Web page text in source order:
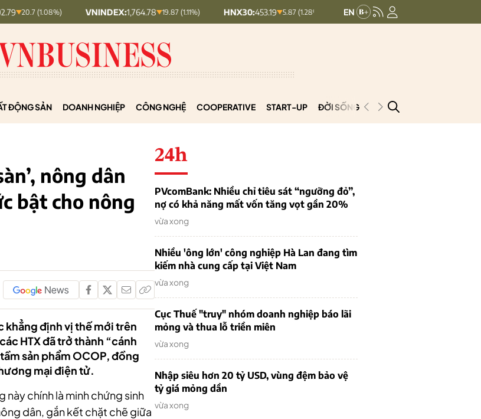
(1.08%) VNINDEX:1,764.78 19.87 (1.11%) HNX30: 453.19 5.87 (1.28%) HNXINDEX:292.64
ĐỘNG SẢN DOANH NGHIỆP CÔNG NGHỆ COOPERATIVE START-UP ĐỜI SỐNG PODCAST
nông dân
bật cho nông
khẳng định vị thế mới trên
HTX đã trở thành “cánh
sản phẩm OCOP, đồng
mại điện tử.
này chính là minh chứng sinh
dân, gắn kết chặt chẽ giữa
24h
PVcomBank: Nhiều chỉ tiêu sát “ngưỡng đỏ”,
nợ có khả năng mất vốn tăng vọt gần 20%
vừa xong
Nhiều 'ông lớn' công nghiệp Hà Lan đang tìm
kiếm nhà cung cấp tại Việt Nam
vừa xong
Cục Thuế "truy" nhóm doanh nghiệp báo lãi
mỏng và thua lỗ triền miên
vừa xong
Nhập siêu hơn 20 tỷ USD, vùng đệm bảo vệ
tỷ giá mỏng dần
vừa xong